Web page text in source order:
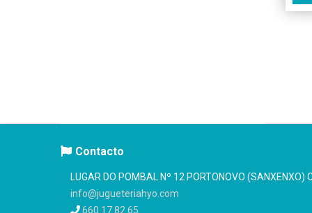
Contacto
LUGAR DO POMBAL Nº 12 PORTONOVO (SANXENXO)
info@jugueteriahyo.com
660 17 82 65